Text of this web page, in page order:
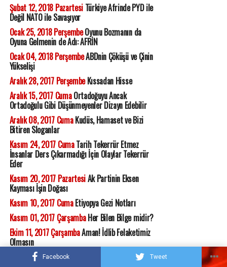
Facebook Tweet
Şubat 12, 2018 PazartesiTürkiye Afrinde PYD ile
Değil NATO ile Savaşıyor
Ocak 25, 2018 PerşembeOyunu Bozmanın da
Oyuna Gelmenin de Adı: AFRİN
Ocak 04, 2018 PerşembeABDnin Çöküşü ve Çinin
Yükselişi
Aralık 28, 2017 PerşembeKıssadan Hisse
Aralık 15, 2017 CumaOrtadoğuyu Ancak
Ortadoğulu Gibi Düşünmeyenler Dizayn Edebilir
Aralık 08, 2017 CumaKudüs, Hamaset ve Bizi
Bitiren Sloganlar
Kasım 24, 2017 CumaTarih Tekerrür Etmez
İnsanlar Ders Çıkarmadığı İçin Olaylar Tekerrür
Eder
Kasım 20, 2017 PazartesiAk Partinin Eksen
Kayması İşin Doğası
Kasım 10, 2017 CumaEtiyopya Gezi Notları
Kasım 01, 2017 ÇarşambaHer Bilen Bilge midir?
Ekim 11, 2017 ÇarşambaAman! İdlib Felaketimiz
Olmasın
Eylül 22, 2017 CumaTürkiyenin Ayağındaki Pranga: